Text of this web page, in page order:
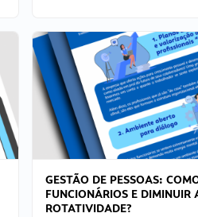
GESTÃO DE PESSOAS:
FUNCIONÁRIOS E DIMINUIR
ROTATIVIDADE?